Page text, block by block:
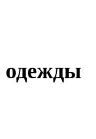
одежды